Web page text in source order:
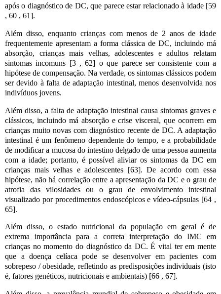
após o diagnóstico de DC, que parece estar relacionado à idade [59
, 60 , 61].
Além disso, enquanto crianças com menos de 2 anos de idade
frequentemente apresentam a forma clássica de DC, incluindo má
absorção, crianças mais velhas, adolescentes e adultos relatam
sintomas incomuns [3 , 62] o que parece ser consistente com a
hipótese de compensação. Na verdade, os sintomas clássicos podem
ser devido à falta de adaptação intestinal, menos desenvolvida nos
indivíduos jovens.
Além disso, a falta de adaptação intestinal causa sintomas graves e
clássicos, incluindo má absorção e crise visceral, que ocorrem em
crianças muito novas com diagnóstico recente de DC. A adaptação
intestinal é um fenômeno dependente do tempo, e a probabilidade
de modificar a mucosa do intestino delgado de uma pessoa aumenta
com a idade; portanto, é possível aliviar os sintomas da DC em
crianças mais velhas e adolescentes [63]. De acordo com essa
hipótese, não há correlação entre a apresentação da DC e o grau de
atrofia das vilosidades ou o grau de envolvimento intestinal
visualizado por procedimentos endoscópicos e vídeo-cápsulas [64 ,
65].
Além disso, o estado nutricional da população em geral é de
extrema importância para a correta interpretação do IMC em
crianças no momento do diagnóstico da DC. É vital ter em mente
que a doença celíaca pode se desenvolver em pacientes com
sobrepeso / obesidade, refletindo as predisposições individuais (isto
é, fatores genéticos, nutricionais e ambientais) [66 , 67].